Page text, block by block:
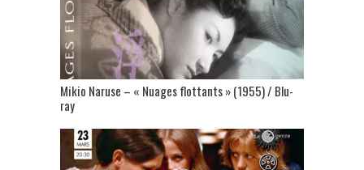
Mikio Naruse – « Nuages flottants » (1955) / Blu-
ray